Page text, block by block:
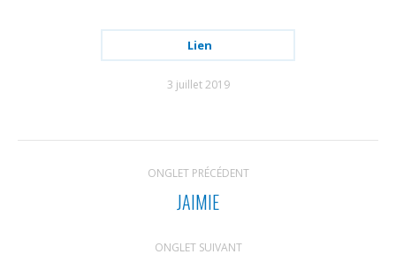
Lien
3 juillet 2019
COMMENTAIRE
ONGLET PRÉCÉDENT
Onglet
JAIMIE
ONGLET SUIVANT